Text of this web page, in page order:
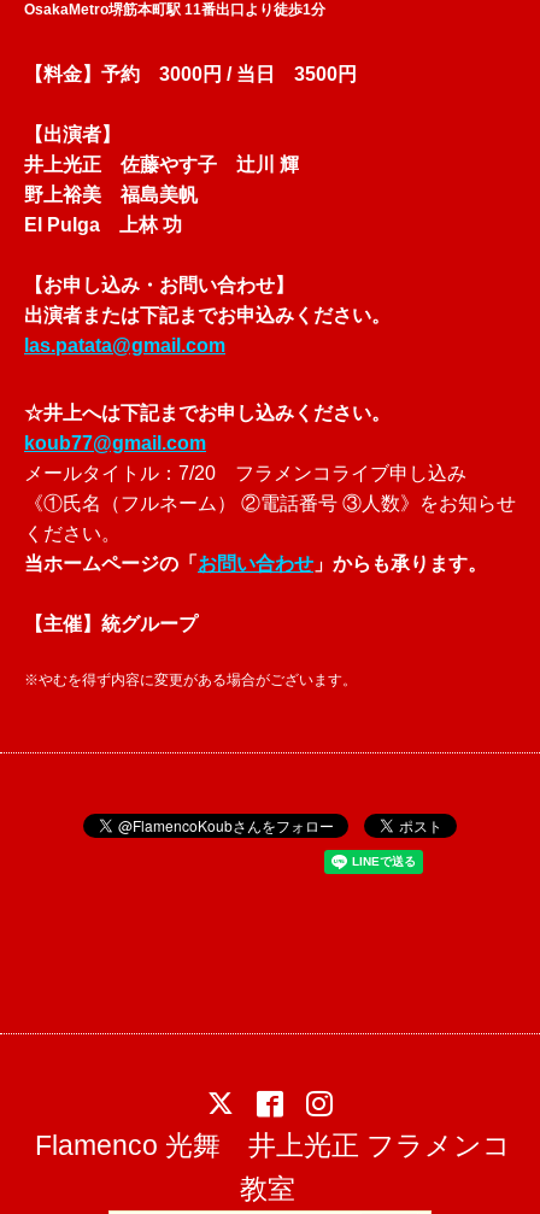
OsakaMetro堺筋本町駅 11番出口より徒歩1分
【料金】 予約 3000円 / 当日 3500円
【出演者】
井上光正 佐藤やす子 辻川 輝
野上裕美 福島美帆
El Pulga 上林 功
【お申し込み・お問い合わせ】
出演者または下記までお申込みください。
las.patata@gmail.com
☆井上へは下記までお申し込みください。
koub77@gmail.com
メールタイトル：7/20 フラメンコライブ申し込み
《①氏名（フルネーム） ②電話番号 ③人数》をお知らせ
ください。
当ホームページの「 お問い合わせ 」からも承ります。
【主催】統グループ
※やむを得ず内容に変更がある場合がございます。
Flamenco 光舞 井上光正 フラメンコ
教室